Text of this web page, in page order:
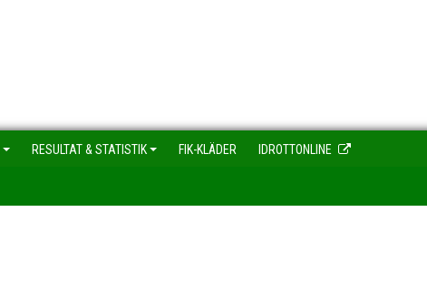
RESULTAT & STATISTIK FIK-KLÄDER IDROTTONLINE